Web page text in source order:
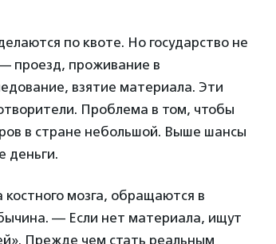
по квоте. Но государство не
проезд, проживание в
взятие материала. Эти
Проблема в том, чтобы
в стране небольшой. Выше шансы
деньги.
мозга, обращаются в
— Если нет материала, ищут
Прежде чем стать реальным